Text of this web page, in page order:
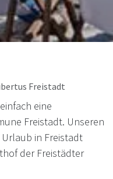
Freistadt
eine
Freistadt. Unseren
in Freistadt
der Freistädter